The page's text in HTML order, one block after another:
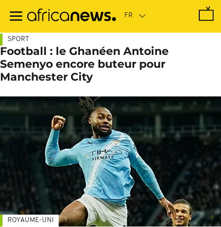
contenu
SPORT
Football : le Ghanéen Antoine
Semenyo encore buteur pour
Manchester City
ROYAUME-UNI